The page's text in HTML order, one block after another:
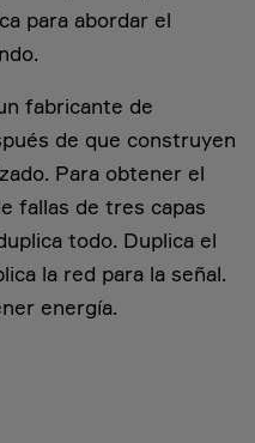
para abordar el
fabricante de
de que construyen
Para obtener el
fallas de tres capas
todo. Duplica el
la red para la señal.
energía.